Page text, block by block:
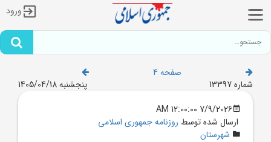
ورود
صفحه 4
شماره 13397
پنجشنبه 1405/04/18
7/9/2026 12:00:00 AM
ارسال شده توسط روزنامه جمهوری اسلامی
شهرستان